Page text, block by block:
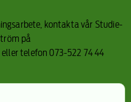
kontakta vår Studie-
på
eller telefon 073-522 74 44